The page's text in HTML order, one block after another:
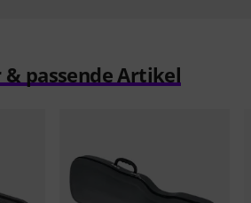
& passende Artikel